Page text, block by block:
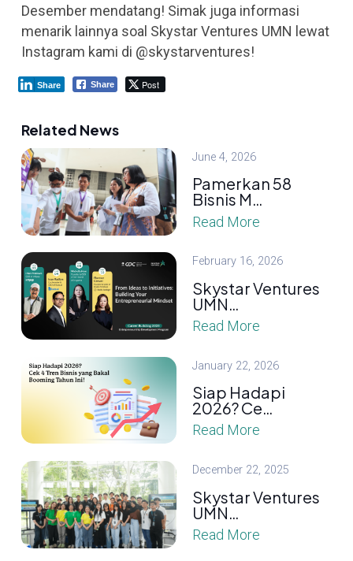
Desember mendatang! Simak juga informasi
menarik lainnya soal Skystar Ventures UMN lewat
Instagram kami di @skystarventures!
Share Post
Share
Related News
June 4, 2026
Pamerkan 58
Bisnis M…
Read More
February 16, 2026
Skystar Ventures
UMN…
Read More
January 22, 2026
Siap Hadapi
2026? Ce…
Read More
December 22, 2025
Skystar Ventures
UMN…
Read More